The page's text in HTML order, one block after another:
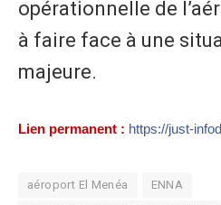
opérationnelle de
à faire face à une
majeure.
Lien permanent : https://just-
aéroport El Menéa ENNA